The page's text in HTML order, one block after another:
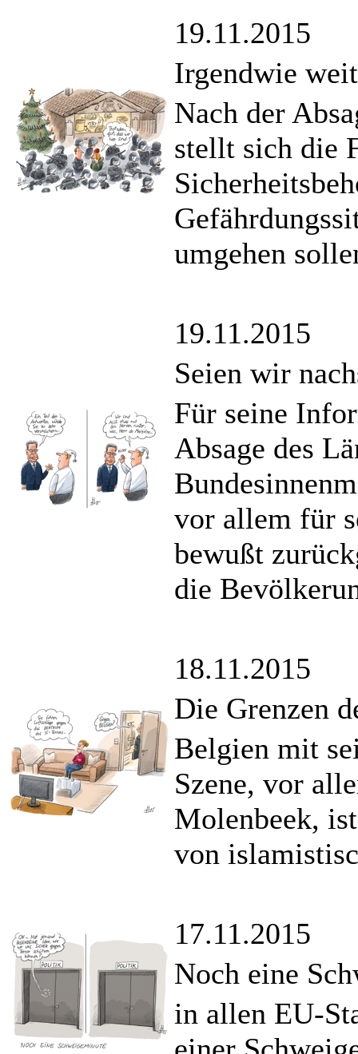
19.11.2015
Irgendwie
Nach der
stellt sich die
umgehen
19.11.2015
Seien wir
Für seine
Absage des
vor allem für
bewußt
die
18.11.2015
Die Grenzen
Belgien mit
Szene, vor
Molenbeek,
von
17.11.2015
Noch eine
in allen EU-